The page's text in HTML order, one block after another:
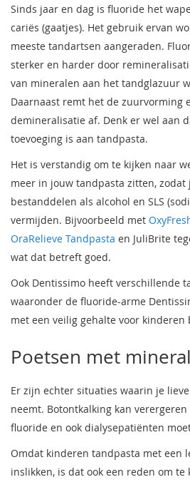
Sinds jaar en dag is fluoride het
cariës (gaatjes). Het gebruik ervan
meeste tandartsen aangeraden.
sterker en harder door
van mineralen aan het tandglazuur
Daarnaast remt het de zuurvorming
demineralisatie af. Denk er wel aan
toevoeging is aan tandpasta.
Het is verstandig om te kijken naar
meer in jouw tandpasta zitten, zodat
bestanddelen als alcohol en SLS
vermijden. Bijvoorbeeld met
OraRelieve Tandpasta en JuliBrite
wat dat betreft goed.
Ook Dentissimo heeft verschillende
waaronder de fluoride-arme
met een veilig gehalte voor kinderen
Poetsen met
Er zijn echter situaties waarin je
neemt. Botontkalking kan
fluoride en ook dialysepatiënten
Omdat kinderen tandpasta met een
inslikken, is dat ook een reden om